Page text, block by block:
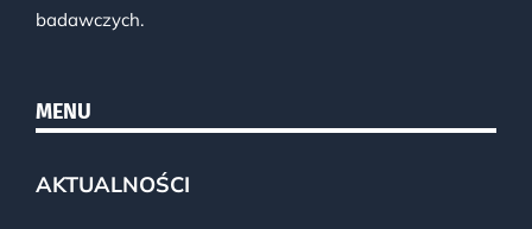
badawczych.
MENU
AKTUALNOŚCI